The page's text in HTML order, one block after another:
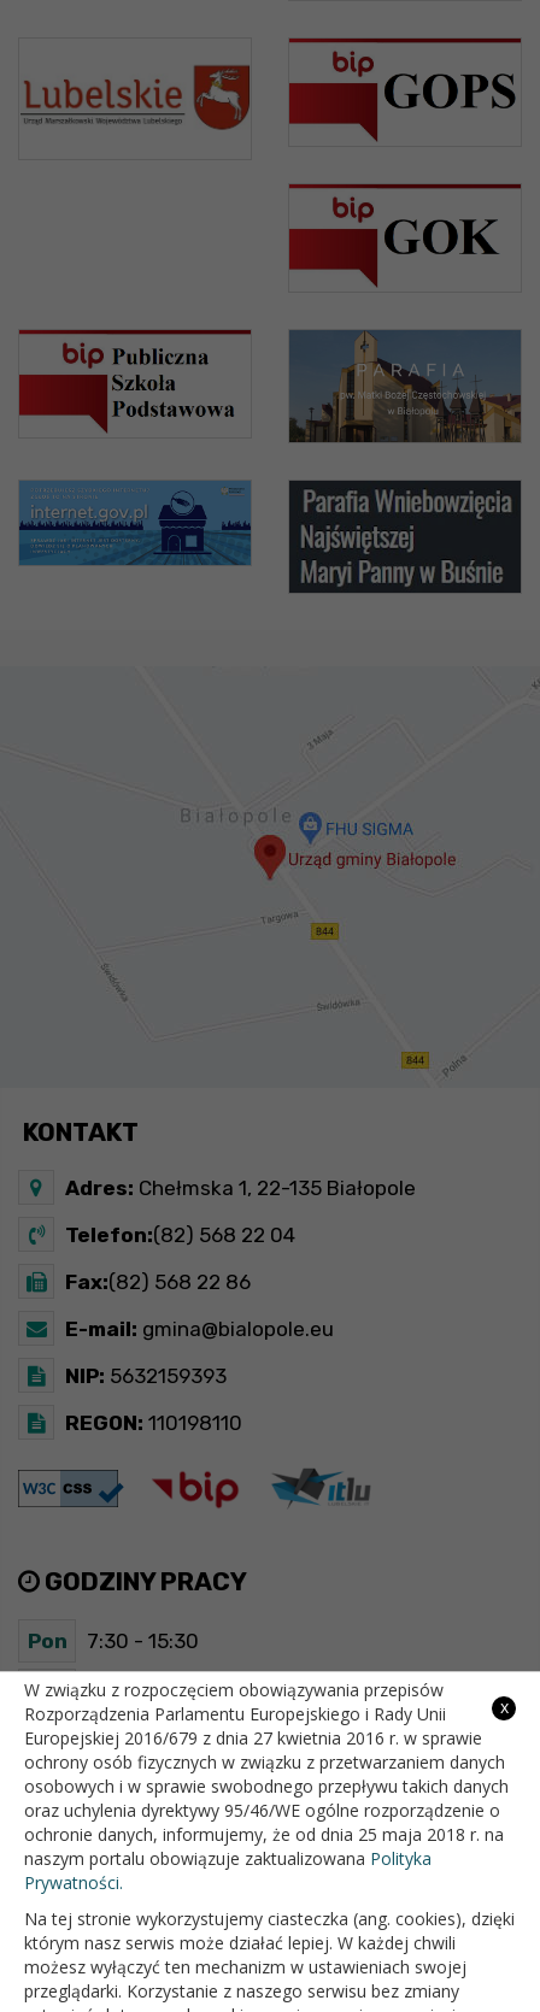
KONTAKT
Adres: Chełmska 1, 22-135 Białopole
Telefon:(82) 568 22 04
Fax:(82) 568 22 86
E-mail: gmina@bialopole.eu
NIP: 5632159393
REGON: 110198110
GODZINY PRACY
Pon 7:30 - 15:30
Wt 7:30 - 15:30
Śr 7:30 - 15:30
Czw 7:30 - 15:30
Pt 7:30 - 15:30
OFICJALNY SERWIS INTERNETOWY GMINY BIAŁOPOLE
x
W związku z rozpoczęciem obowiązywania przepisów
Rozporządzenia Parlamentu Europejskiego i Rady Unii
Europejskiej 2016/679 z dnia 27 kwietnia 2016 r. w sprawie
ochrony osób fizycznych w związku z przetwarzaniem danych
osobowych i w sprawie swobodnego przepływu takich danych
oraz uchylenia dyrektywy 95/46/WE ogólne rozporządzenie o
ochronie danych, informujemy, że od dnia 25 maja 2018 r. na
naszym portalu obowiązuje zaktualizowana Polityka
Prywatności.
Na tej stronie wykorzystujemy ciasteczka (ang. cookies), dzięki
którym nasz serwis może działać lepiej. W każdej chwili
możesz wyłączyć ten mechanizm w ustawieniach swojej
przeglądarki. Korzystanie z naszego serwisu bez zmiany